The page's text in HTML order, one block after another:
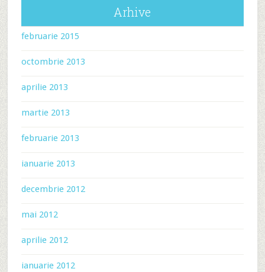
Arhive
februarie 2015
octombrie 2013
aprilie 2013
martie 2013
februarie 2013
ianuarie 2013
decembrie 2012
mai 2012
aprilie 2012
ianuarie 2012